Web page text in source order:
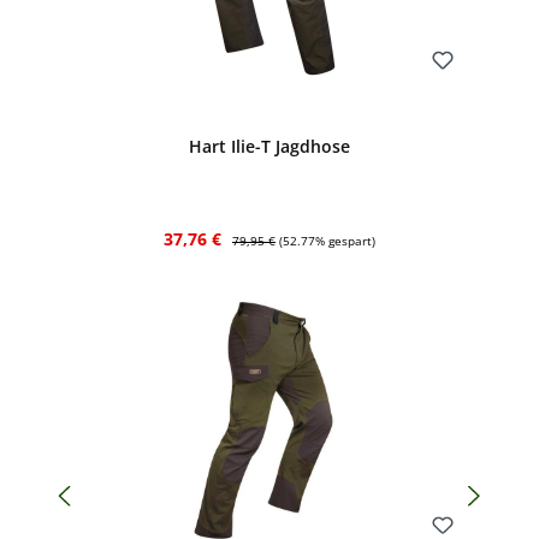
Hart Ilie-T Jagdhose
Verkaufspreis:
37,76 € Regulärer Preis:
79,95 € (52.77% gespart)